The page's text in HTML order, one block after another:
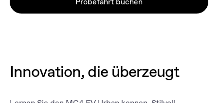
Innovation, die überzeugt